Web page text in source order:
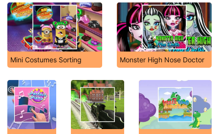
Mini Costumes Sorting Monster High Nose Doctor